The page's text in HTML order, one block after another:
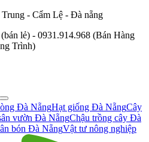
- Cẩm Lệ - Đà nẵng
lẻ) - 0931.914.968 (Bán Hàng
Trình)
Đà NẵngHạt giống Đà NẵngCây
vườn Đà NẵngChậu trồng cây Đà
bón Đà NẵngVật tư nông nghiệp